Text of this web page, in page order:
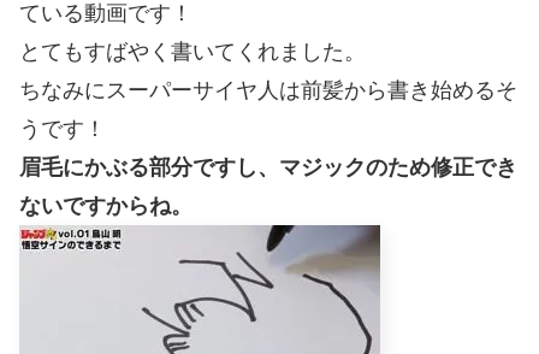
ている動画です！
とてもすばやく書いてくれました。
ちなみにスーパーサイヤ人は前髪から書き始めるそ
うです！
眉毛にかぶる部分ですし、マジックのため修正でき
ないですからね。